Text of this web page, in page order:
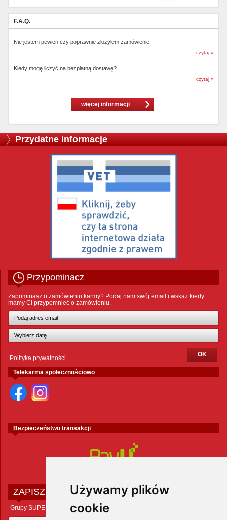
Używamy plików
cookie
F.A.Q.
Nie jestem pewien czy poprawnie złożyłem zamówienie.
czytaj »
Kiedy mogę liczyć na bezpłatną dostawę?
czytaj »
więcej informacji
Przydatne informacje
Przypominacz
Zapominasz o zamówieniu karmy? Podaj nam swój email i wskaż kiedy
mamy Ci przypomnieć o zamówieniu.
Polityka prywatności
Telekarma społecznościowo
Bezpieczeństwo transakcji
ZAPISZ SIĘ DO NEWSLETTERA
Grupy SUPER ZOO POLAND Sp. z o.o.